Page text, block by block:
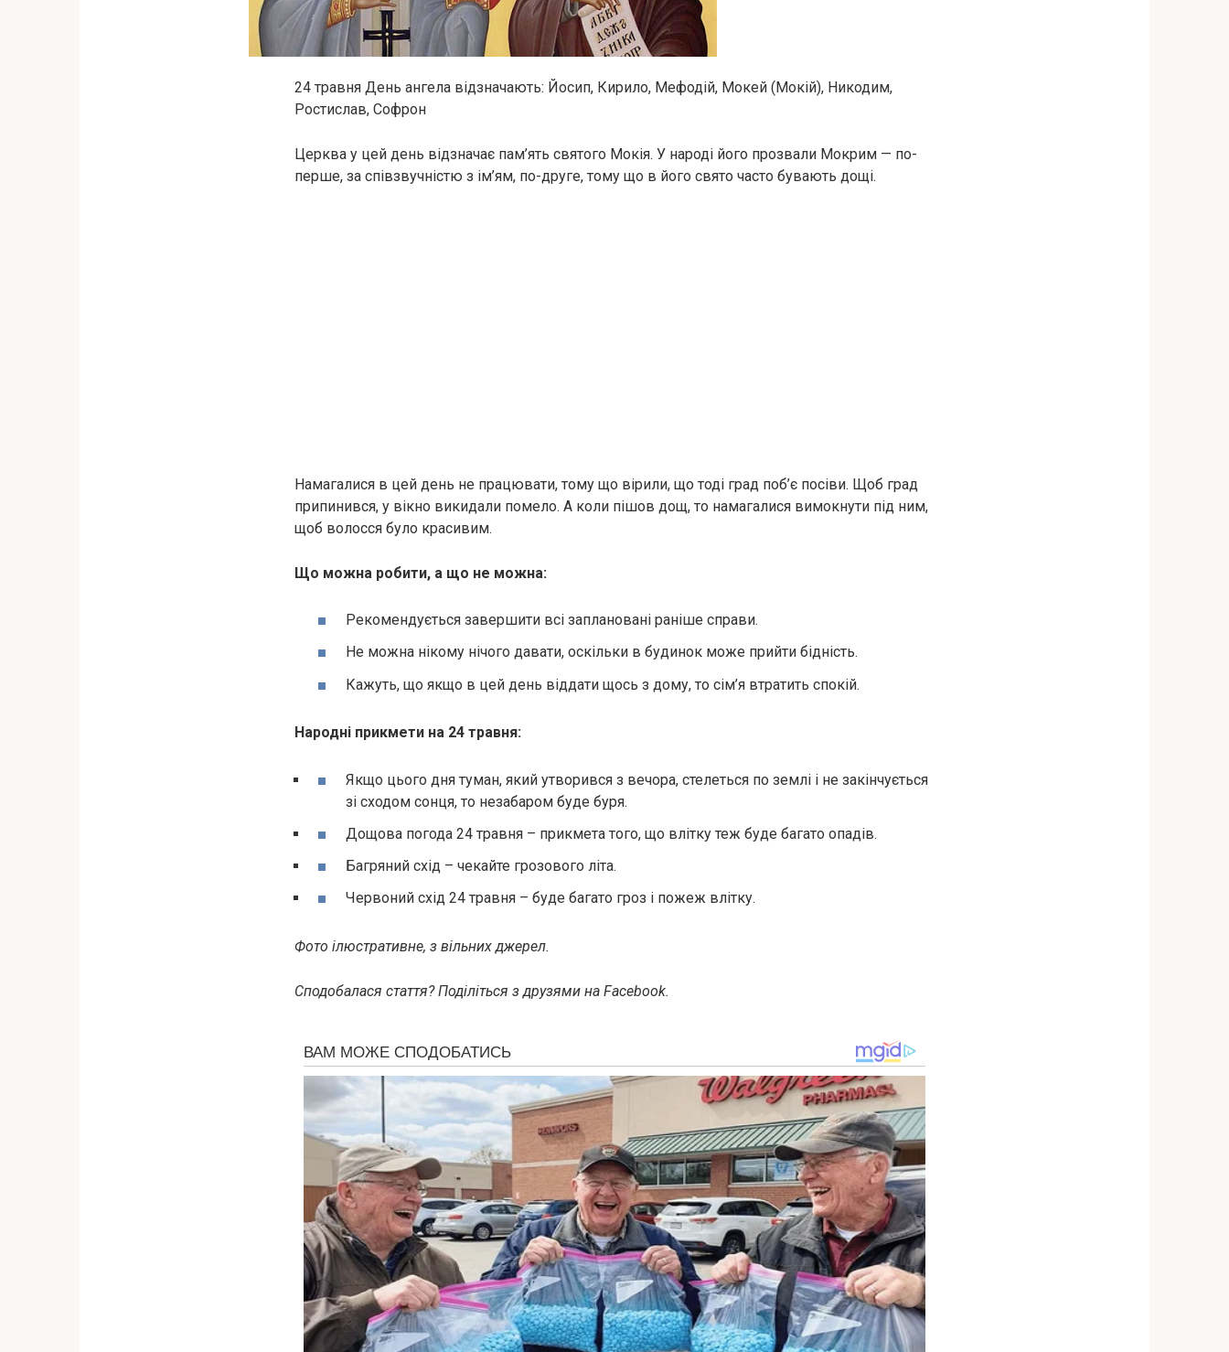
24 травня День ангела відзначають: Йосип, Кирило, Мефодій, Мокей (Мокій), Никодим,
Ростислав, Софрон
Церква у цей день відзначає пам’ять святого Мокія. У народі його прозвали Мокрим — по-
перше, за співзвучністю з ім’ям, по-друге, тому що в його свято часто бувають дощі.
Намагалися в цей день не працювати, тому що вірили, що тоді град поб’є посіви. Щоб град
припинився, у вікно викидали помело. А коли пішов дощ, то намагалися вимокнути під ним,
щоб волосся було красивим.
Що можна робити, а що не можна:
Рекомендується завершити всі заплановані раніше справи.
Не можна нікому нічого давати, оскільки в будинок може прийти бідність.
Кажуть, що якщо в цей день віддати щось з дому, то сім’я втратить спокій.
Народні прикмети на 24 травня:
Якщо цього дня туман, який утворився з вечора, стелеться по землі і не закінчується
зі сходом сонця, то незабаром буде буря.
Дощова погода 24 травня – прикмета того, що влітку теж буде багато опадів.
Багряний схід – чекайте грозового літа.
Червоний схід 24 травня – буде багато гроз і пожеж влітку.
Фото ілюстративне, з вільних джерел.
Сподобалася стаття? Поділіться з друзями на Facebook.